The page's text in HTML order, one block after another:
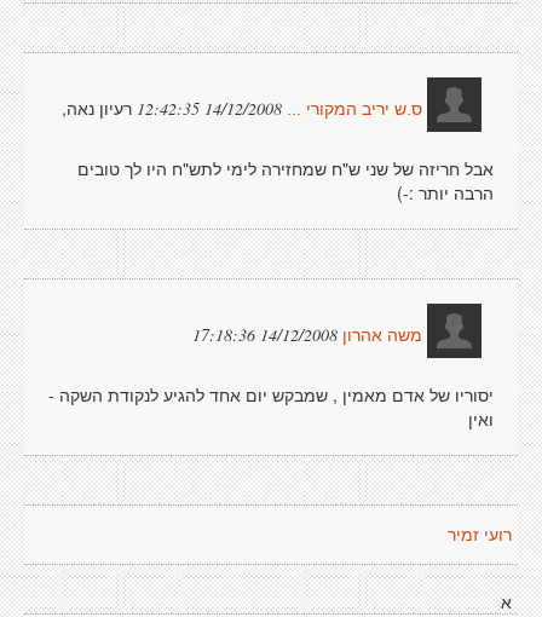
ס.ש יריב המקורי ... 14/12/2008 12:42:35 רעיון נאה,
אבל חריזה של שני ש"ח שמחזירה לימי לתש"ח היו לך טובים
הרבה יותר :-)
משה אהרון 14/12/2008 17:18:36
יסוריו של אדם מאמין , שמבקש יום אחד להגיע לנקודת השקה -
ואין
רועי זמיר
א